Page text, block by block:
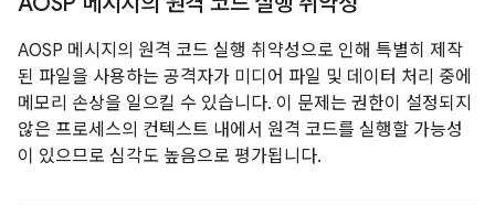
AOSP 메시지의 원격 코드 실행 취약성으로 인해 특별히 제작
된 파일을 사용하는 공격자가 미디어 파일 및 데이터 처리 중에
메모리 손상을 일으킬 수 있습니다. 이 문제는 권한이 설정되지
않은 프로세스의 컨텍스트 내에서 원격 코드를 실행할 가능성
이 있으므로 심각도 높음으로 평가됩니다.